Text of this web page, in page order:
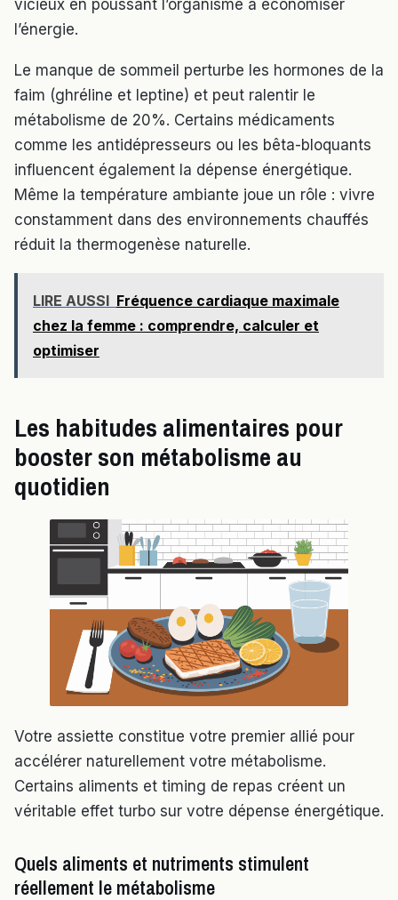
vicieux en poussant l’organisme à économiser
l’énergie.
Le manque de sommeil perturbe les hormones de la
faim (ghréline et leptine) et peut ralentir le
métabolisme de 20%. Certains médicaments
comme les antidépresseurs ou les bêta-bloquants
influencent également la dépense énergétique.
Même la température ambiante joue un rôle : vivre
constamment dans des environnements chauffés
réduit la thermogenèse naturelle.
LIRE AUSSI Fréquence cardiaque maximale
chez la femme : comprendre, calculer et
optimiser
Les habitudes alimentaires pour
booster son métabolisme au
quotidien
Votre assiette constitue votre premier allié pour
accélérer naturellement votre métabolisme.
Certains aliments et timing de repas créent un
véritable effet turbo sur votre dépense énergétique.
Quels aliments et nutriments stimulent
réellement le métabolisme